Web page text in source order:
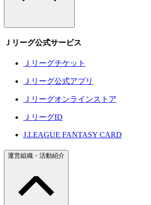
Ｊリーグ公式サービス
Ｊリーグチケット
Ｊリーグ公式アプリ
Ｊリーグオンラインストア
ＪリーグID
J.LEAGUE FANTASY CARD
運営組織・活動紹介